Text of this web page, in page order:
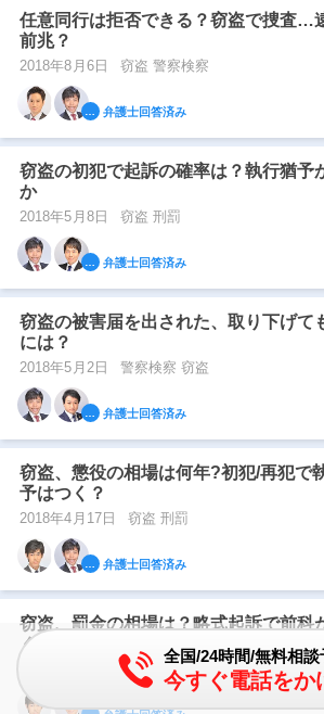
任意同行は拒否できる？窃盗で捜査…
前兆？
2018年8月6日 窃盗 警察検察
弁護士回答済み
窃盗の初犯で起訴の確率は？執行猶予
か
2018年5月8日 窃盗 刑罰
弁護士回答済み
窃盗の被害届を出された、取り下げて
には？
2018年5月2日 警察検察 窃盗
弁護士回答済み
窃盗、懲役の相場は何年?初犯/再犯で
予はつく？
2018年4月17日 窃盗 刑罰
弁護士回答済み
窃盗、罰金の相場は？略式起訴で前科
く？
窃盗 刑罰
全国/24時間/無料相談
今すぐ電話をか